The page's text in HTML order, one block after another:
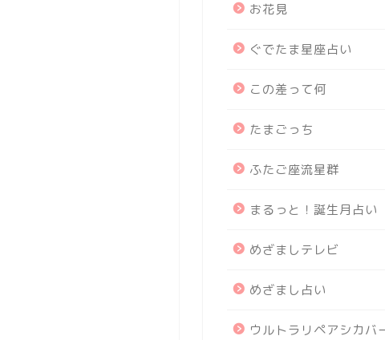
お花見
ぐでたま星座占い
この差って何
たまごっち
ふたご座流星群
まるっと！誕生月占い
めざましテレビ
めざまし占い
ウルトラリペアシカバ